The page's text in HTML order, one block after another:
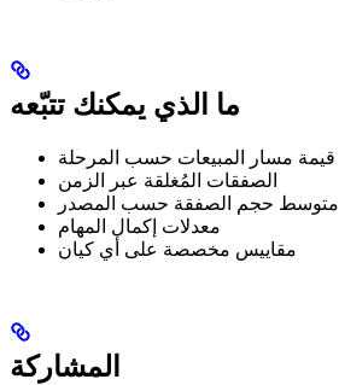
ما الذي يمكنك تتبّعه
قيمة مسار المبيعات حسب المرحلة
الصفقات المُغلقة عبر الزمن
متوسط حجم الصفقة حسب المصدر
معدلات إكمال المهام
مقاييس مخصصة على أي كيان
المشاركة